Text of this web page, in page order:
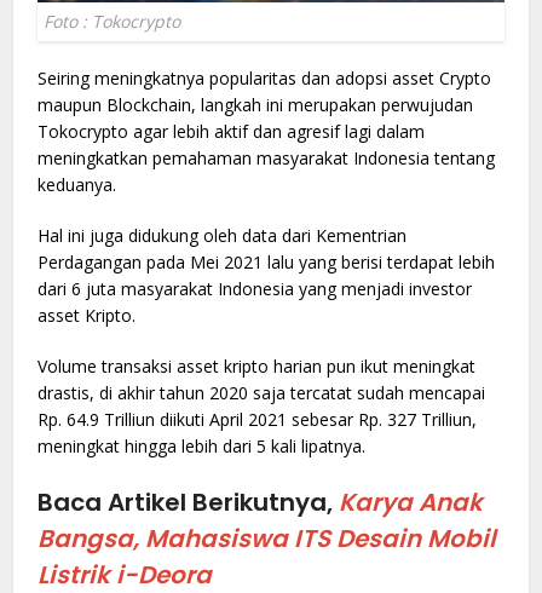
Foto : Tokocrypto
Seiring meningkatnya popularitas dan adopsi asset Crypto
maupun Blockchain, langkah ini merupakan perwujudan
Tokocrypto agar lebih aktif dan agresif lagi dalam
meningkatkan pemahaman masyarakat Indonesia tentang
keduanya.
Hal ini juga didukung oleh data dari Kementrian
Perdagangan pada Mei 2021 lalu yang berisi terdapat lebih
dari 6 juta masyarakat Indonesia yang menjadi investor
asset Kripto.
Volume transaksi asset kripto harian pun ikut meningkat
drastis, di akhir tahun 2020 saja tercatat sudah mencapai
Rp. 64.9 Trilliun diikuti April 2021 sebesar Rp. 327 Trilliun,
meningkat hingga lebih dari 5 kali lipatnya.
Baca Artikel Berikutnya, Karya Anak
Bangsa, Mahasiswa ITS Desain Mobil
Listrik i-Deora